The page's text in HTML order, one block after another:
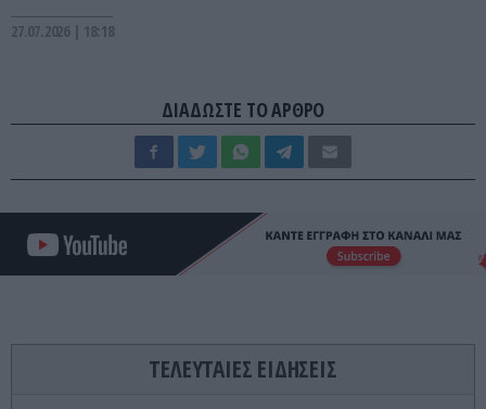
27.07.2026 | 18:18
ΔΙΑΔΩΣΤΕ ΤΟ ΑΡΘΡΟ
ΤΕΛΕΥΤΑΙΕΣ ΕΙΔΗΣΕΙΣ